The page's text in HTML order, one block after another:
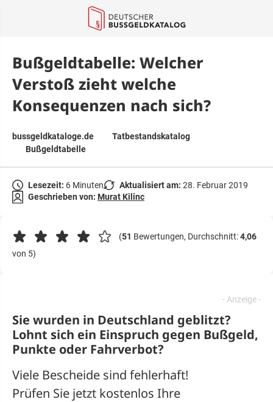
Bußgeldtabelle: Welcher
Verstoß zieht welche
Konsequenzen nach sich?
bussgeldkataloge.de
Tatbestandskatalog
Bußgeldtabelle
Lesezeit: 6 Minuten Aktualisiert am: 28. Februar 2019
Geschrieben von: Murat Kilinc
(51 Bewertungen, Durchschnitt:4,06
von 5)
Sie wurden in Deutschland geblitzt?
Lohnt sich ein Einspruch gegen Bußgeld,
Punkte oder Fahrverbot?
Viele Bescheide sind fehlerhaft!
Prüfen Sie jetzt kostenlos Ihre